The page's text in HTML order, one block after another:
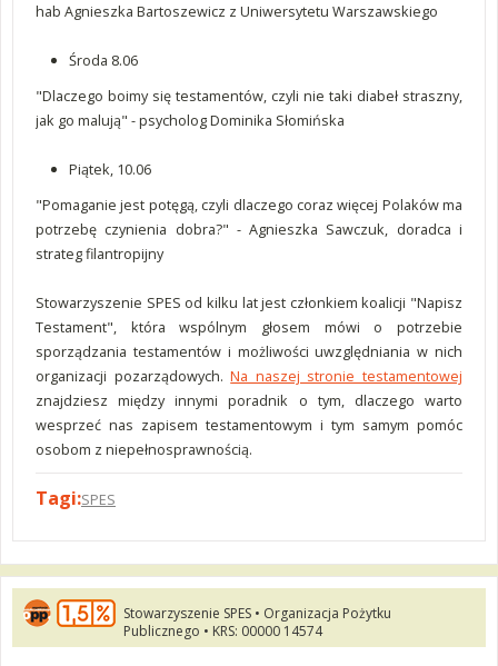
hab Agnieszka Bartoszewicz z Uniwersytetu Warszawskiego
Środa 8.06
"Dlaczego boimy się testamentów, czyli nie taki diabeł straszny,
jak go malują" - psycholog Dominika Słomińska
Piątek, 10.06
"Pomaganie jest potęgą, czyli dlaczego coraz więcej Polaków ma
potrzebę czynienia dobra?" - Agnieszka Sawczuk, doradca i
strateg filantropijny
Stowarzyszenie SPES od kilku lat jest członkiem koalicji "Napisz
Testament", którawspólnym głosem mówi o potrzebie
sporządzania testamentów i możliwości uwzględniania w nich
organizacji pozarządowych.Na naszej stronie testamentowej
znajdziesz między innymi poradnik o tym, dlaczego warto
wesprzeć nas zapisem testamentowym i tym samym pomóc
osobom z niepełnosprawnością.
Tagi:SPES
Stowarzyszenie SPES • Organizacja Pożytku
Publicznego • KRS: 00000 14574